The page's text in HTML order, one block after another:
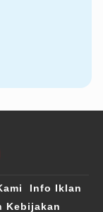
Info Iklan
Kebijakan